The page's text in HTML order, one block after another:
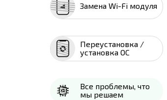
Замена Wi-Fi модуля
Переустановка /
установка ОС
Все проблемы, что
мы решаем